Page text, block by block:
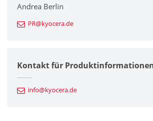
Drucker / Multifunktionsgeräte
Feinkeramik-Komponenten
Automotive Komponenten
Andrea Berlin
PR@kyocera.de
Kontakt für
info@kyocera.de